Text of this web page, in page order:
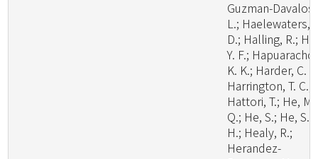
Guzman-Davalos,
L.; Haelewaters,
D.; Halling, R.;
Y. F.;
K. K.; Harder, C.
Harrington, T. C.;
Hattori, T.; He, M.
Q.; He, S.; He, S.
H.; Healy, R.;
Herandez-